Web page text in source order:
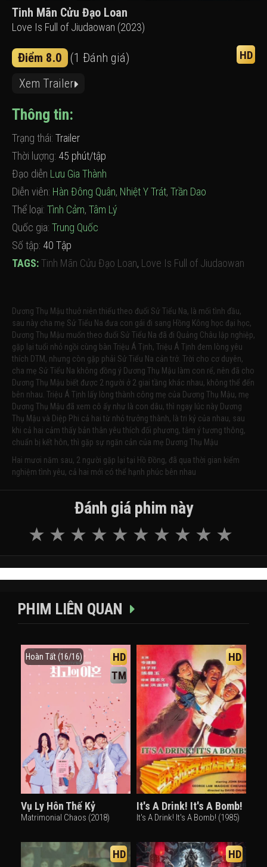
Tinh Mãn Cửu Đạo Loan
Love Is Full of Jiudaowan (2023)
Điểm 8.0 (1 Đánh giá) HD
Xem Trailer
Thông tin:
Trạng thái: Trailer
Thời lượng: 45 phút/tập
Đạo diễn Lưu Gia Thành
Diễn viên: Hàn Đông Quân, Nhiệt Y Trát, Trần Dao
Thể loại: Tình Cảm, Tâm Lý
Quốc gia: Trung Quốc
Số tập: 40 Tập
TAGS:Tinh Mãn Cửu Đạo Loan, Love Is Full of Jiudaowan
Dương Thụ Mậu thuở niên thiếu theo đuổi Sử Tiểu Na, là mối tình đầu,
sau này cha mẹ Sử Tiểu Na đưa con gái đi sang Hồng Kông học đại học,
Dương Thụ Mậu muốn theo đuổi Sử Tiểu Na đã đi Quảng Châu lập nghiệp,
gặp lại tuổi nhỏ ngồi cùng bàn Triệu Á Tịnh, Triệu Á Tịnh đem lòng yêu
thích DTM, nhưng còn gặp phải Sử Tiểu Na cản trở. Trời cho cơ duyên,
cha mẹ Sử Tiểu Na không đồng ý Dương Thụ Mậu làm con rể, nên đã cho
Dương Thụ Mậu biết được 2 người ở 2 giai tầng khác nhau, không thể đến
bên nhau. Triệu Á Tịnh lấy lòng thành công mẹ của Dương Thụ Mậu, mẹ
Dương Thụ Mậu đã xem cô ấy như là con dâu, thì ngay lúc này Dương
Thụ Mậu và Diệp Phi cả hai từ nhỏ trưởng thành, là tri kỷ của nhau, sau
khi cả hai cảm thấy bản thân yêu thích đối phương, tâm ý tương thông,
chuẩn bị kết hôn, thì gặp sự ngăn cản của mẹ Dương Thụ Mậu
Hai mươi năm sau, 2 người gặp lại tại Hồ Đồng, đã qua thời gian kiểm
nghiệm tình yêu, cả hai mới có thể hạnh phúc bên nhau
Đánh giá phim này
PHIM LIÊN QUAN
Hoàn Tất (16/16)
HD
TM
Vụ Ly Hôn Thế Kỷ
Matrimonial Chaos (2018)
HD
It's A Drink! It's A Bomb!
It's A Drink! It's A Bomb! (1985)
HD HD